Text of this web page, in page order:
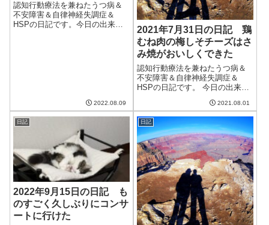
認知行動療法を兼ねたうつ病＆
不安障害＆自律神経失調症＆
HSPの日記です。今日の出来事
2022.08.09
2021年7月31日の日記 鶏
むね肉の梅しそチーズはさ
み焼がおいしくできた
認知行動療法を兼ねたうつ病＆
不安障害＆自律神経失調症＆
HSPの日記です。 今日の出来事
ど、午後からはすっきりと晴れ
た。とはいえ、暑い。日陰にい
るとましだが、日向は日差しが
照り付けて痛いほどだ。もう明
日から8月になる...
2021.08.01
日記
2022年9月15日の日記 も
のすごく久しぶりにコンサ
ートに行けた
日記